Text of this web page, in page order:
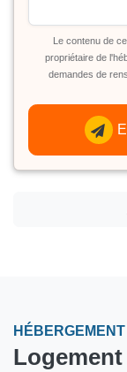
Le contenu de
propriétaire de
demandes de